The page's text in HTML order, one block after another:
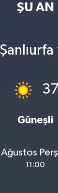
ŞU AN
Şanlıurfa
37
Güneşli
11:00